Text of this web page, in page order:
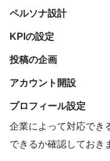
ペルソナ設計
KPIの設定
投稿の企画
アカウント開設
プロフィール設定
企業によって対応でき
できるか確認しておき